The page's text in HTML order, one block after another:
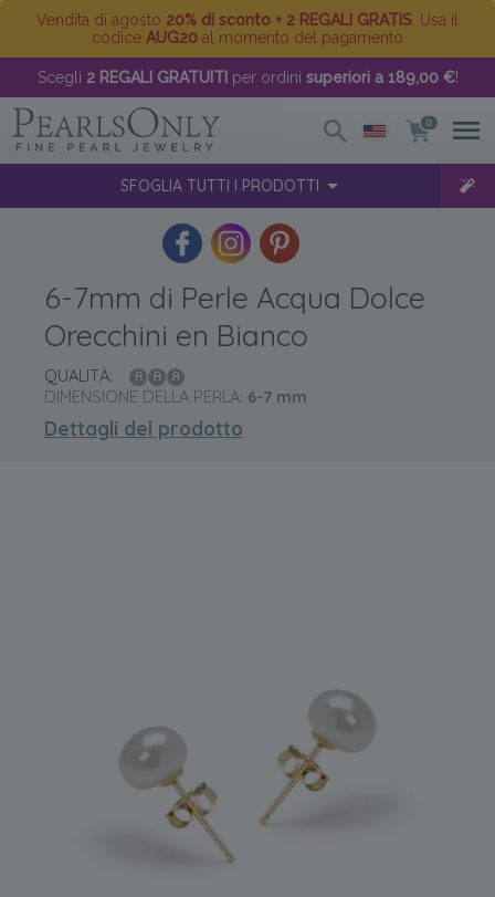
Vendita di agosto 20% di sconto + 2 REGALI GRATIS . Usa il
codice AUG20 al momento del pagamento
Scegli 2 REGALI GRATUITI per ordini superiori a 189,00 €!
0
SFOGLIA TUTTI I PRODOTTI
6-7mm di Perle Acqua Dolce
Orecchini en Bianco
QUALITÀ:
DIMENSIONE DELLA PERLA: 6-7 mm
Dettagli del prodotto